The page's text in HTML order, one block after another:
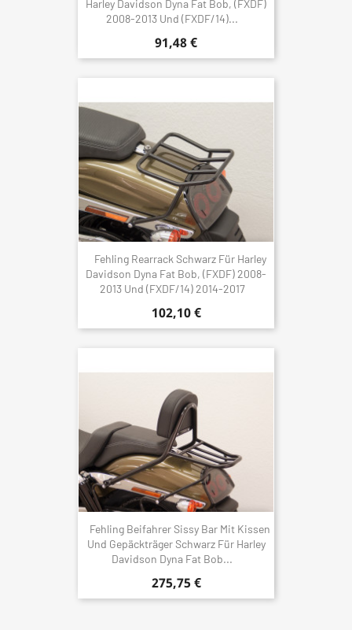
Harley Davidson Dyna Fat Bob, (FXDF)
2008-2013 Und (FXDF/14)...
91,48 €
Fehling Rearrack Schwarz Für Harley
Davidson Dyna Fat Bob, (FXDF) 2008-
2013 Und (FXDF/14) 2014-2017
102,10 €
Fehling Beifahrer Sissy Bar Mit Kissen
Und Gepäckträger Schwarz Für Harley
Davidson Dyna Fat Bob...
275,75 €